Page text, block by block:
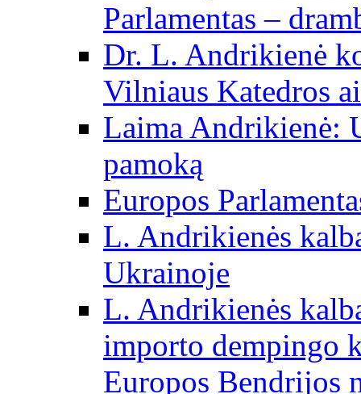
Parlamentas –
Dr. L. Andrikienė
Vilniaus Katedros
Laima Andrikienė:
pamoką
Europos
L. Andrikienės
Ukrainoje
L. Andrikienės
importo dempingo
Europos Bendrijos